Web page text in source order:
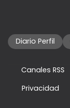
Diario Perfil
Canales RSS
Privacidad